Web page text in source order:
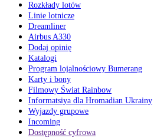
Rozkłady lotów
Linie lotnicze
Dreamliner
Airbus A330
Dodaj opinię
Katalogi
Program lojalnościowy Bumerang
Karty i bony
Filmowy Świat Rainbow
Informatsiya dla Hromadian Ukrainy
Wyjazdy grupowe
Incoming
Dostępność cyfrowa